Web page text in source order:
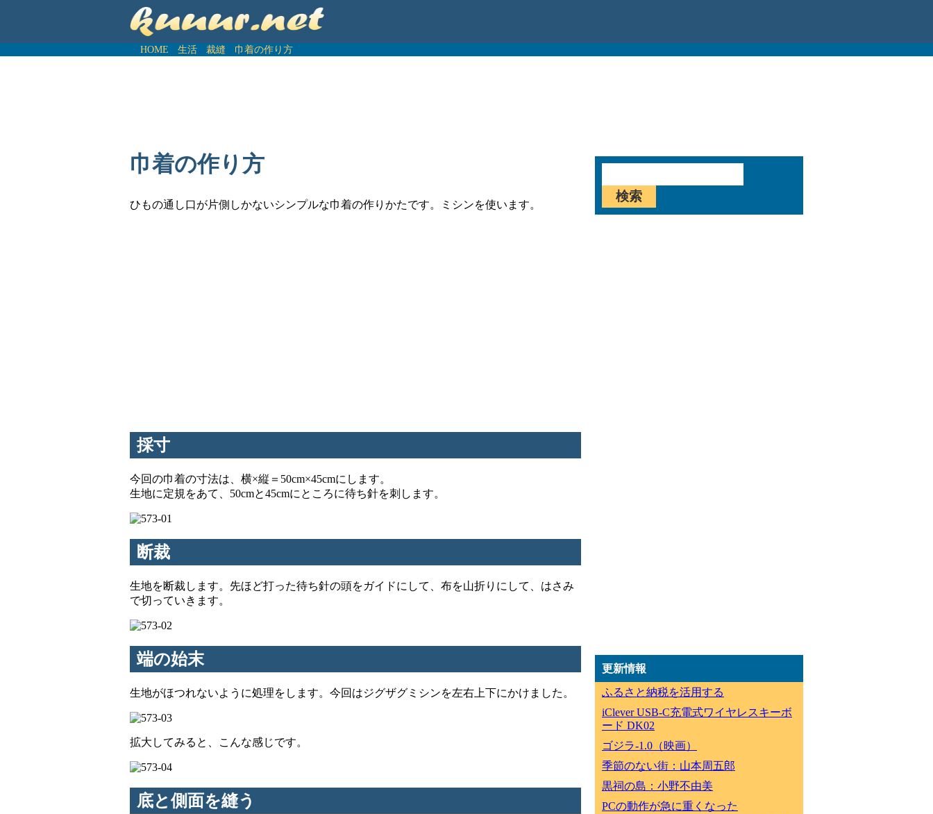
HOME 生活 裁縫 巾着の作り方
巾着の作り方
ひもの通し口が片側しかないシンプルな巾着の作りかたです。ミシンを使います。
採寸
今回の巾着の寸法は、横×縦＝50cm×45cmにします。
生地に定規をあて、50cmと45cmにところに待ち針を刺します。
断裁
生地を断裁します。先ほど打った待ち針の頭をガイドにして、布を山折りにして、はさみ
で切っていきます。
端の始末
生地がほつれないように処理をします。今回はジグザグミシンを左右上下にかけました。
拡大してみると、こんな感じです。
底と側面を縫う
更新情報
ふるさと納税を活用する
iClever USB-C充電式ワイヤレスキーボ
ード DK02
ゴジラ-1.0（映画）
季節のない街：山本周五郎
黒祠の島：小野不由美
PCの動作が急に重くなった